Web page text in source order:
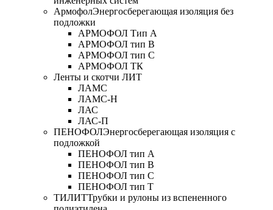
АрмофолЭнергосберегающая изоляция без
подложки
АРМОФОЛ Тип А
АРМОФОЛ тип В
АРМОФОЛ тип C
АРМОФОЛ ТК
Ленты и скотчи ЛИТ
ЛАМС
ЛАМС-Н
ЛАС
ЛАС-П
ПЕНОФОЛЭнергосберегающая изоляция с
подложкой
ПЕНОФОЛ тип А
ПЕНОФОЛ тип B
ПЕНОФОЛ тип C
ПЕНОФОЛ тип T
ТИЛИТТрубки и рулоны из вспененного